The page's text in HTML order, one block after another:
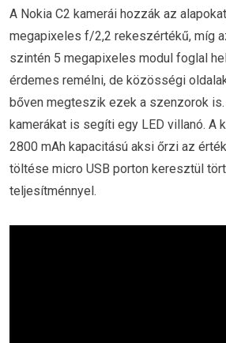
A Nokia C2 kamerái hozzák az
megapixeles f/2,2 rekeszértékű, míg
szintén 5 megapixeles modul foglal
érdemes remélni, de közösségi
bőven megteszik ezek a szenzorok
kamerákat is segíti egy LED villanó. A
2800 mAh kapacitású aksi őrzi az
töltése micro USB porton keresztül
teljesítménnyel.